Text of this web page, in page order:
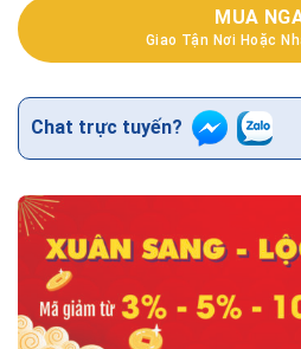
MUA
Giao Tận Nơi Hoặc
Chat trực tuyến?